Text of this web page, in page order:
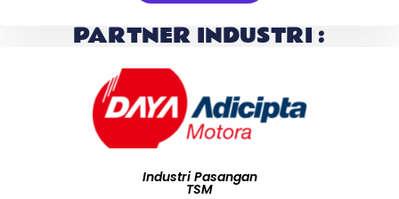
PARTNER INDUSTRI :
Industri Pasangan
TSM